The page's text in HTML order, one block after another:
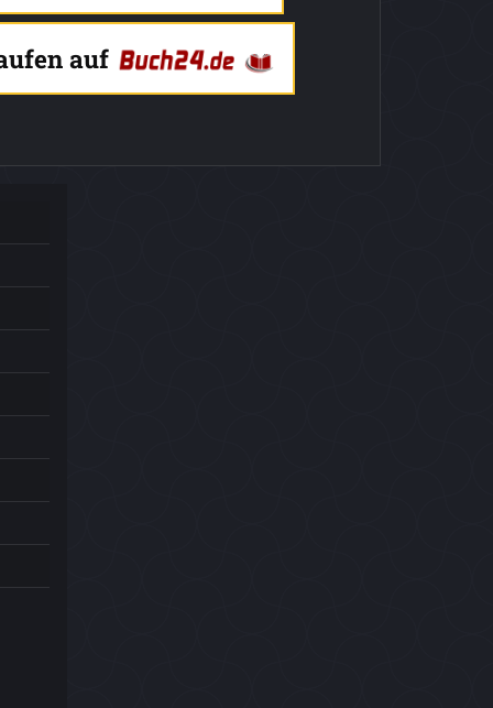
auf